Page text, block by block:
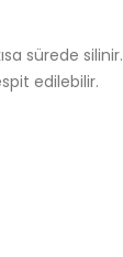
sürede silinir.
edilebilir.